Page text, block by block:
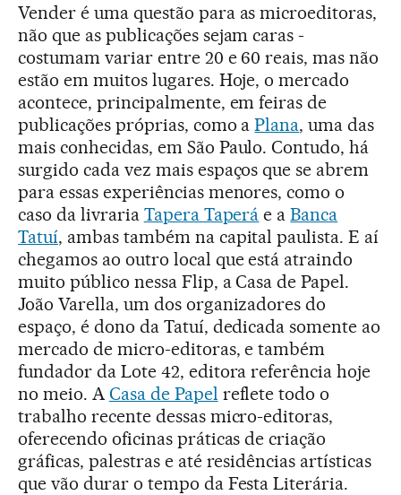
Vender é uma questão para as microeditoras,
não que as publicações sejam caras -
costumam variar entre 20 e 60 reais, mas não
estão em muitos lugares. Hoje, o mercado
acontece, principalmente, em feiras de
publicações próprias, como aPlana, uma das
mais conhecidas, em São Paulo. Contudo, há
surgido cada vez mais espaços que se abrem
para essas experiências menores, como o
caso da livraria Tapera Taperá e aBanca
Tatuí, ambas também na capital paulista. E aí
chegamos ao outro local que está atraindo
muito público nessa Flip, a Casa de Papel.
João Varella, um dos organizadores do
espaço, é dono da Tatuí, dedicada somente ao
mercado de micro-editoras, e também
fundador da Lote 42, editora referência hoje
no meio. A Casa de Papel reflete todo o
trabalho recente dessas micro-editoras,
oferecendo oficinas práticas de criação
gráficas, palestras e até residências artísticas
que vão durar o tempo da Festa Literária.